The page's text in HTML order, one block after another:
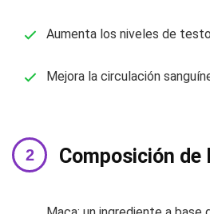
Aumenta los niveles de
Mejora la circulación
Composición de